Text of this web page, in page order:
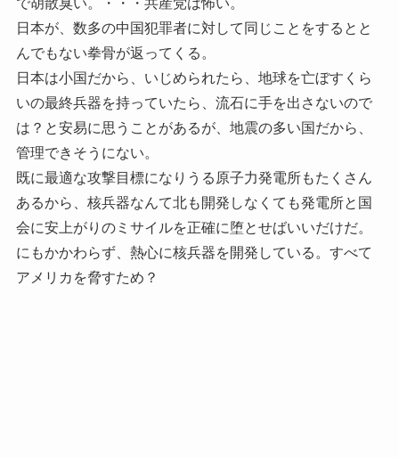
で胡散臭い。・・・共産党は怖い。
日本が、数多の中国犯罪者に対して同じことをするとと
んでもない拳骨が返ってくる。
日本は小国だから、いじめられたら、地球を亡ぼすくら
いの最終兵器を持っていたら、流石に手を出さないので
は？と安易に思うことがあるが、地震の多い国だから、
管理できそうにない。
既に最適な攻撃目標になりうる原子力発電所もたくさん
あるから、核兵器なんて北も開発しなくても発電所と国
会に安上がりのミサイルを正確に堕とせばいいだけだ。
にもかかわらず、熱心に核兵器を開発している。すべて
アメリカを脅すため？